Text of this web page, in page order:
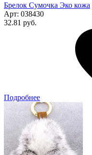
Брелок Сумочка Эко кожа
Арт: 038430
32.81 руб.
Подробнее